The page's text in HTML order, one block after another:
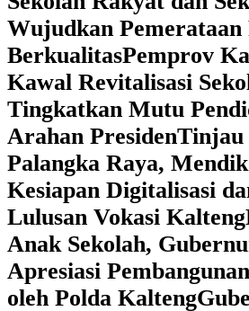
Wujudkan Pemerataan
Berkualitas‎Pemprov
Kawal Revitalisasi
Tingkatkan Mutu
Arahan Presiden‎Tinjau
Palangka Raya,
Kesiapan Digitalisasi
Lulusan Vokasi Kalteng
Anak Sekolah,
Apresiasi
oleh Polda Kalteng